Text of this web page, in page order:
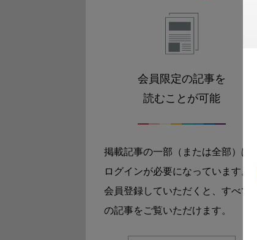
会員限定の記事を
読むことが可能
掲載記事の一部（または全部）は
ログインが必要になっています。
会員登録していただくと、すべて
の記事をご覧いただけます。